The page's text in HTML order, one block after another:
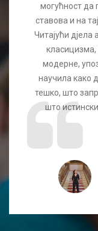
могућност да
ставова и на
Читајући дјела
модерне,
научила како
тешко, што
што